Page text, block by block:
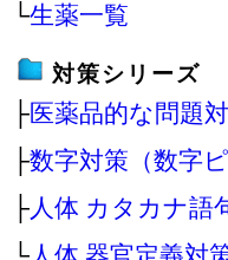
└生薬一覧
対策シリーズ
├医薬品的な問題
├数字対策（数字
├人体 カタカナ語